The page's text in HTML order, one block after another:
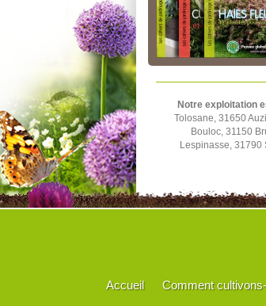
Notre exploitation
Tolosane, 31650
Bouloc, 31150
Lespinasse, 31790
Accueil Comment